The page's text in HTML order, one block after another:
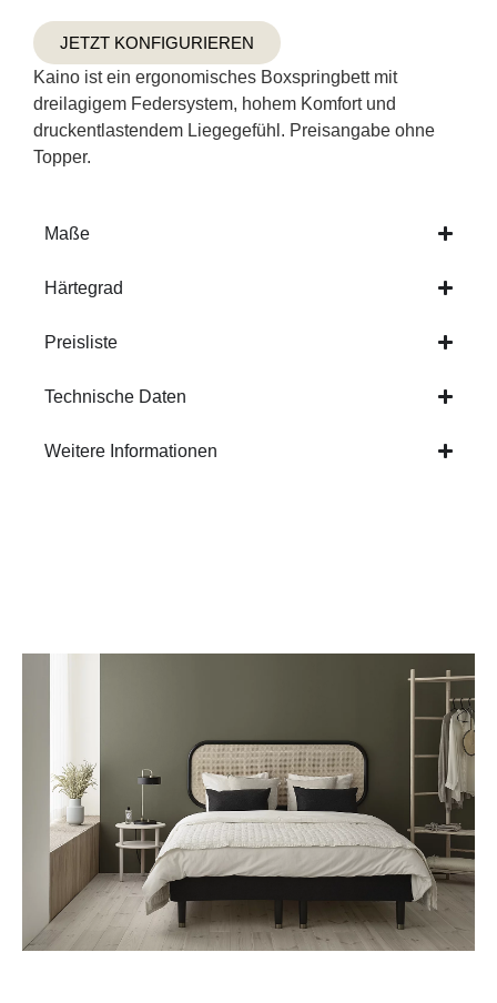
JETZT KONFIGURIEREN
Kaino ist ein ergonomisches Boxspringbett mit
dreilagigem Federsystem, hohem Komfort und
druckentlastendem Liegegefühl. Preisangabe ohne
Topper.
Maße
Härtegrad
Preisliste
Technische Daten
Weitere Informationen